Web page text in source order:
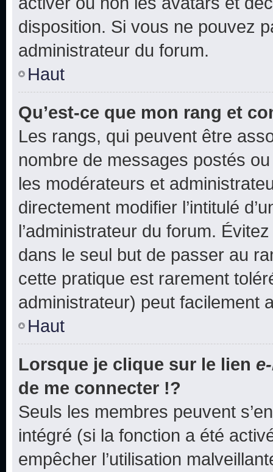
disposition. Si vous ne pouvez
administrateur du forum.
Haut
Qu’est-ce que mon rang et
Les rangs, qui peuvent être
nombre de messages postés
les modérateurs et
directement modifier l’intitulé
l’administrateur du forum.
dans le seul but de passer au
cette pratique est rarement
administrateur) peut facilement
Haut
Lorsque je clique sur le lien
de me connecter !?
Seuls les membres peuvent
intégré (si la fonction a été
empêcher l’utilisation